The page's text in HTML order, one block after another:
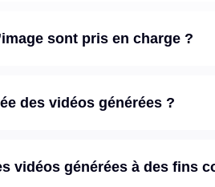
sont pris en charge ?
des vidéos générées ?
vidéos générées à des fins